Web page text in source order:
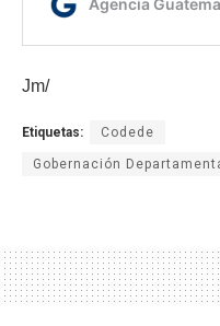
Jm/
Etiquetas: Codede
Gobernación